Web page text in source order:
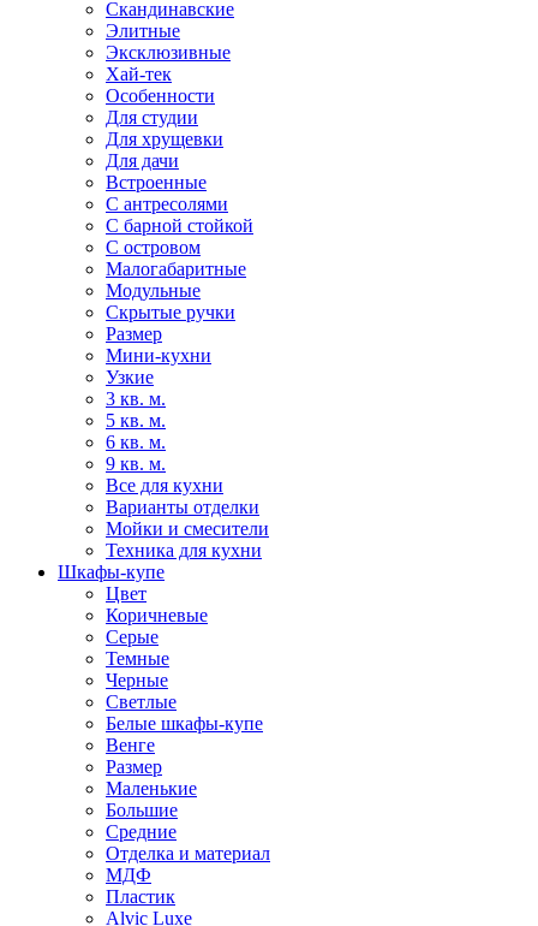
Скандинавские
Элитные
Эксклюзивные
Хай-тек
Особенности
Для студии
Для хрущевки
Для дачи
Встроенные
С антресолями
С барной стойкой
С островом
Малогабаритные
Модульные
Скрытые ручки
Размер
Мини-кухни
Узкие
3 кв. м.
5 кв. м.
6 кв. м.
9 кв. м.
Все для кухни
Варианты отделки
Мойки и смесители
Техника для кухни
Шкафы-купе
Цвет
Коричневые
Серые
Темные
Черные
Светлые
Белые шкафы-купе
Венге
Размер
Маленькие
Большие
Средние
Отделка и материал
МДФ
Пластик
Alvic Luxe